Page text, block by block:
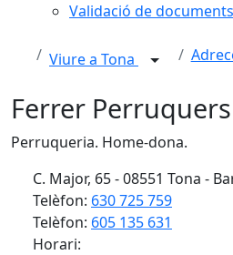
Validació de documents
Viure a Tona
Ferrer Perruquers
Perruqueria. Home-dona.
C. Major, 65 - 08551 Tona -
Telèfon: 630 725 759
Telèfon: 605 135 631
Horari: